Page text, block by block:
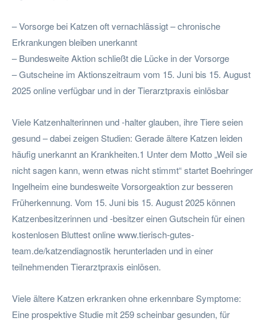
– Vorsorge bei Katzen oft vernachlässigt – chronische
Erkrankungen bleiben unerkannt
– Bundesweite Aktion schließt die Lücke in der Vorsorge
– Gutscheine im Aktionszeitraum vom 15. Juni bis 15. August
2025 online verfügbar und in der Tierarztpraxis einlösbar
Viele Katzenhalterinnen und -halter glauben, ihre Tiere seien
gesund – dabei zeigen Studien: Gerade ältere Katzen leiden
häufig unerkannt an Krankheiten.1 Unter dem Motto „Weil sie
nicht sagen kann, wenn etwas nicht stimmt“ startet Boehringer
Ingelheim eine bundesweite Vorsorgeaktion zur besseren
Früherkennung. Vom 15. Juni bis 15. August 2025 können
Katzenbesitzerinnen und -besitzer einen Gutschein für einen
kostenlosen Bluttest online www.tierisch-gutes-
team.de/katzendiagnostik herunterladen und in einer
teilnehmenden Tierarztpraxis einlösen.
Viele ältere Katzen erkranken ohne erkennbare Symptome:
Eine prospektive Studie mit 259 scheinbar gesunden, für